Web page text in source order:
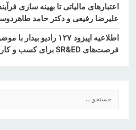
اعتبارهای مالیاتی تا بهینه سازی
علیرضا رفیعی و دکتر حامد
اطلاعیه اپیزود ۱۲۷ رادیو
فرصت‌های SR&ED برای کسب و کارهای کانادایی